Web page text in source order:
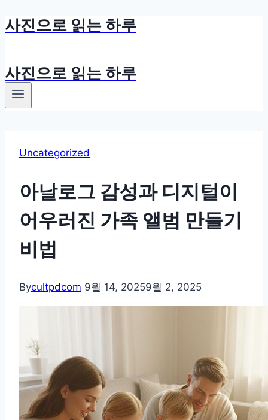
Skip
사진으로 읽는 하루
사진으로 읽는 하루
Uncategorized
아날로그 감성과 디지털이
어우러진 가족 앨범 만들기
비법
Bycultpdcom 9월 14, 20259월 2, 2025